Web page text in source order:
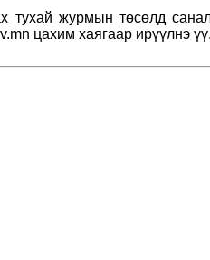
тухай журмын төсөлд
цахим хаягаар ирүүлнэ үү.